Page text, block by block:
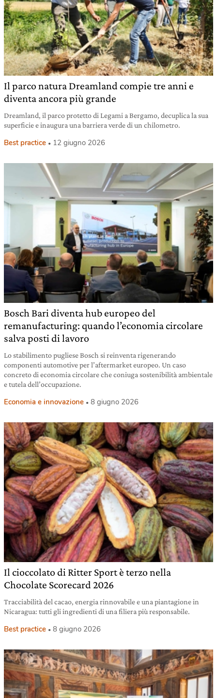
Il parco natura Dreamland compie tre anni e
diventa ancora più grande
Dreamland, il parco protetto di Legami a Bergamo, decuplica la sua
superficie e inaugura una barriera verde di un chilometro.
Best practice 12 giugno 2026
Bosch Bari diventa hub europeo del
remanufacturing: quando l’economia circolare
salva posti di lavoro
Lo stabilimento pugliese Bosch si reinventa rigenerando
componenti automotive per l’aftermarket europeo. Un caso
concreto di economia circolare che coniuga sostenibilità ambientale
e tutela dell’occupazione.
Economia e innovazione 8 giugno 2026
Il cioccolato di Ritter Sport è terzo nella
Chocolate Scorecard 2026
Tracciabilità del cacao, energia rinnovabile e una piantagione in
Nicaragua: tutti gli ingredienti di una filiera più responsabile.
Best practice 8 giugno 2026